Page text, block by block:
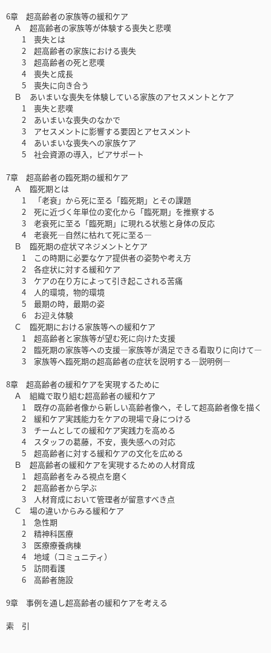
6章 超高齢者の家族等の緩和ケア
Ａ 超高齢者の家族等が体験する喪失と悲嘆
1 喪失とは
2 超高齢者の家族における喪失
3 超高齢者の死と悲嘆
4 喪失と成長
5 喪失に向き合う
Ｂ あいまいな喪失を体験している家族のアセスメントとケア
1 喪失と悲嘆
2 あいまいな喪失のなかで
3 アセスメントに影響する要因とアセスメント
4 あいまいな喪失への家族ケア
5 社会資源の導入，ピアサポート
7章 超高齢者の臨死期の緩和ケア
Ａ 臨死期とは
1 「老衰」から死に至る「臨死期」とその課題
2 死に近づく年単位の変化から「臨死期」を推察する
3 老衰死に至る「臨死期」に現れる状態と身体の反応
4 老衰死―自然に枯れて死に至る―
Ｂ 臨死期の症状マネジメントとケア
1 この時期に必要なケア提供者の姿勢や考え方
2 各症状に対する緩和ケア
3 ケアの在り方によって引き起こされる苦痛
4 人的環境，物的環境
5 最期の時，最期の姿
6 お迎え体験
Ｃ 臨死期における家族等への緩和ケア
1 超高齢者と家族等が望む死に向けた支援
2 臨死期の家族等への支援―家族等が満足できる看取りに向けて―
3 家族等へ臨死期の超高齢者の症状を説明する―説明例―
8章 超高齢者の緩和ケアを実現するために
Ａ 組織で取り組む超高齢者の緩和ケア
1 既存の高齢者像から新しい高齢者像へ，そして超高齢者像を描く
2 緩和ケア実践能力をケアの現場で身につける
3 チームとしての緩和ケア実践力を高める
4 スタッフの葛藤，不安，喪失感への対応
5 超高齢者に対する緩和ケアの文化を広める
Ｂ 超高齢者の緩和ケアを実現するための人材育成
1 超高齢者をみる視点を磨く
2 超高齢者から学ぶ
3 人材育成において管理者が留意すべき点
Ｃ 場の違いからみる緩和ケア
1 急性期
2 精神科医療
3 医療療養病棟
4 地域（コミュニティ）
5 訪問看護
6 高齢者施設
9章 事例を通し超高齢者の緩和ケアを考える
索 引